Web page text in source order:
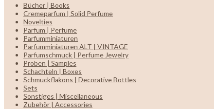
Bücher | Books
Cremeparfum | Solid Perfume
Novelties
Parfum | Perfume
Parfumminiaturen
Parfumminiaturen ALT | VINTAGE
Parfumschmuck | Perfume Jewelry
Proben | Samples
Schachteln | Boxes
Schmuckflakons | Decorative Bottles
Sets
Sonstiges | Miscellaneous
Zubehör | Accessories